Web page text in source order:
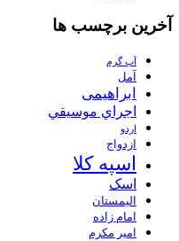
آخرین برچسب ها
آب گرم
آمل
ابراهیمی
اجراي موسيقي
اردو
ازدواج
اسپه کلا
اسک
الیمستان
امام زاده
امیر مکرم